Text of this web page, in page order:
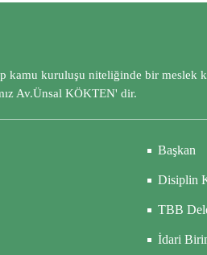
kamu kuruluşu niteliğinde bir meslek
Av.Ünsal KÖKTEN' dir.
Başkan
Disiplin
TBB
İdari